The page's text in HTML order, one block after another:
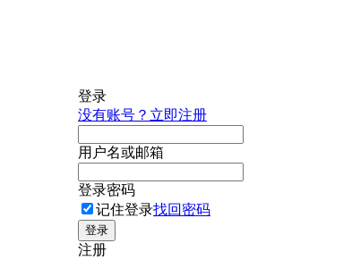
登录
没有账号？立即注册
用户名或邮箱
登录密码
记住登录找回密码
登录
注册